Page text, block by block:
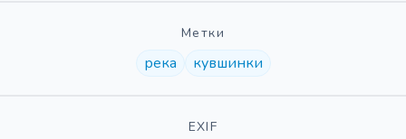
Метки
река кувшинки
EXIF